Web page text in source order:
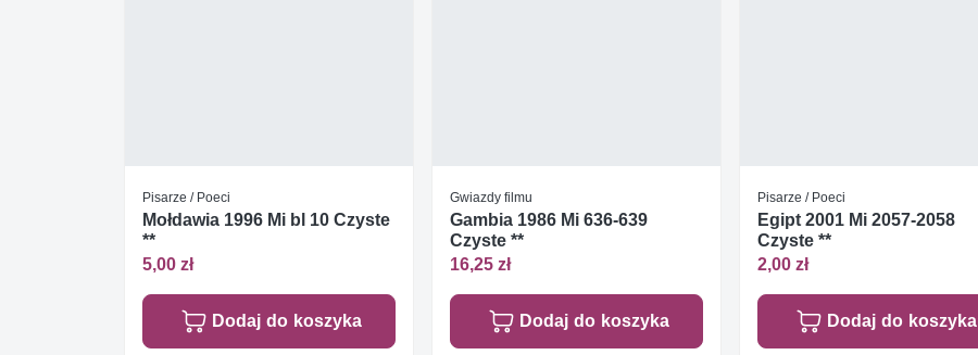
Pisarze / Poeci
Mołdawia 1996 Mi bl 10 Czyste
**
5,00 zł
Dodaj do koszyka
Gwiazdy filmu
Gambia 1986 Mi 636-639
Czyste **
16,25 zł
Dodaj do koszyka
Pisarze / Poeci
Egipt 2001 Mi 2057-2058
Czyste **
2,00 zł
Dodaj do koszyka